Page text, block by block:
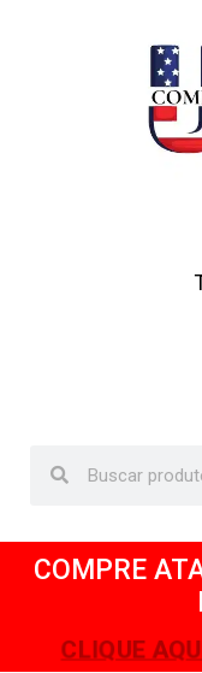
COMPRE
CLIQUE